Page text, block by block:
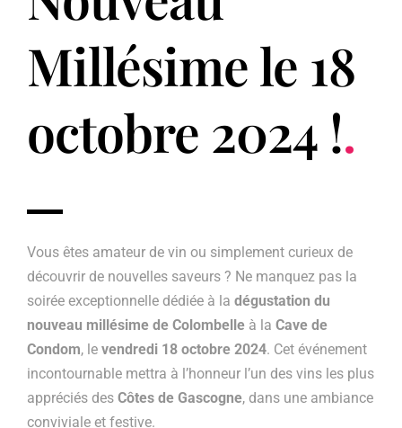
Millésime le 18
octobre 2024 !.
Vous êtes amateur de vin ou simplement curieux de
découvrir de nouvelles saveurs ? Ne manquez pas la
soirée exceptionnelle dédiée à la dégustation du
nouveau millésime de Colombelle à la Cave de
Condom, le vendredi 18 octobre 2024. Cet événement
incontournable mettra à l’honneur l’un des vins les plus
appréciés des Côtes de Gascogne, dans une ambiance
conviviale et festive.